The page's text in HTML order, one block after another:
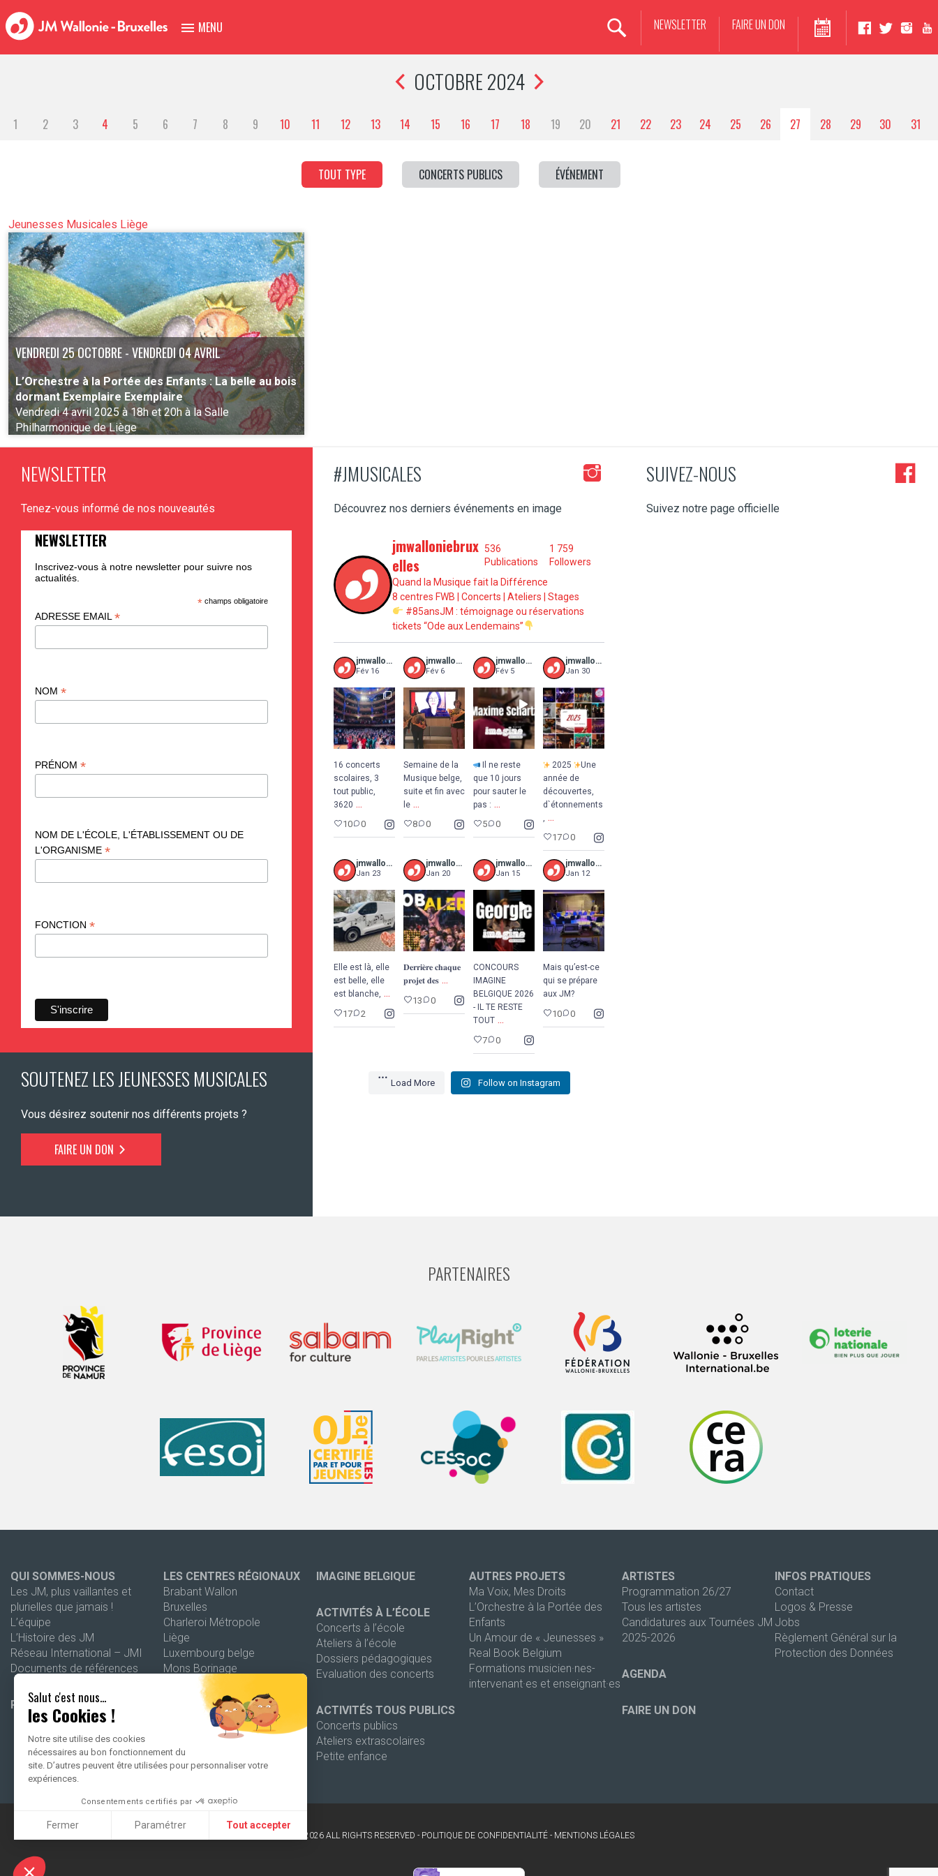
Salut c'est nous...
les Cookies !
Notre site utilise des cookies
nécessaires au bon fonctionnement du
site. D’autres peuvent être utilisées pour personnaliser votre
expériences.
Consentements certifiés par
Fermer Paramétrer Tout accepter
Plateforme de Gestion du Consentement : Personnalisez vos Options
FAIRE UN DON
NEWSLETTER
MENU
OCTOBRE 2024
1 2 3 4 5 6 7 8 9 10 11 12 13 14 15 16 17 18 19 20 21 22 23 24 25 26 27 28 29 30 31
TOUT TYPE CONCERTS PUBLICS ÉVÉNEMENT
Jeunesses Musicales Liège
VENDREDI 25 OCTOBRE - VENDREDI 04 AVRIL
L’Orchestre à la Portée des Enfants : La belle au bois
dormant Exemplaire Exemplaire
Vendredi 4 avril 2025 à 18h et 20h à la Salle
Philharmonique de Liège
NEWSLETTER
Tenez-vous informé de nos nouveautés
NEWSLETTER
Inscrivez-vous à notre newsletter pour suivre nos
actualités.
* champs obligatoire
ADRESSE EMAIL *
NOM *
PRÉNOM *
NOM DE L'ÉCOLE, L'ÉTABLISSEMENT OU DE
L'ORGANISME *
FONCTION *
SOUTENEZ LES JEUNESSES MUSICALES
Vous désirez soutenir nos différents projets ?
FAIRE UN DON
#JMUSICALES
Découvrez nos derniers événements en image
jmwalloniebrux
elles
536
Publications
1 759
Followers
Quand la Musique fait la Différence
8 centres FWB | Concerts | Ateliers | Stages
#85ansJM : témoignage ou réservations
tickets “Ode aux Lendemains”
jmwalloniebruxelles
Fév 16
16 concerts
scolaires, 3
tout public,
3620 ...
10 0
jmwalloniebruxelles
Fév 6
Semaine de la
Musique belge,
suite et fin avec
le ...
8 0
jmwalloniebruxelles
Fév 5
Il ne reste
que 10 jours
pour sauter le
pas : ...
5 0
jmwalloniebruxelles
Jan 30
2025
Une
année de
découvertes,
d`étonnements
, ...
17 0
jmwalloniebruxelles
Jan 23
Elle est là, elle
est belle, elle
est blanche, ...
17 2
jmwalloniebruxelles
Jan 20
𝐃𝐞𝐫𝐫𝐢𝐞̀𝐫𝐞 𝐜𝐡𝐚𝐪𝐮𝐞
𝐩𝐫𝐨𝐣𝐞𝐭 𝐝𝐞𝐬 ...
13 0
jmwalloniebruxelles
Jan 15
CONCOURS
IMAGINE
BELGIQUE 2026
- IL TE RESTE
TOUT ...
7 0
jmwalloniebruxelles
Jan 12
Mais qu’est-ce
qui se prépare
aux JM?
10 0
Load More Follow on Instagram
SUIVEZ-NOUS
Suivez notre page officielle
PARTENAIRES
QUI SOMMES-NOUS
Les JM, plus vaillantes et
plurielles que jamais !
L’équipe
L’Histoire des JM
Réseau International – JMI
Documents de références
PROGRAMMATION 26-27
LES CENTRES RÉGIONAUX
Brabant Wallon
Bruxelles
Charleroi Métropole
Liège
Luxembourg belge
Mons Borinage
Wallonie picarde
IMAGINE BELGIQUE
ACTIVITÉS À L’ÉCOLE
Concerts à l’école
Ateliers à l’école
Dossiers pédagogiques
Evaluation des concerts
ACTIVITÉS TOUS PUBLICS
Concerts publics
Ateliers extrascolaires
Petite enfance
AUTRES PROJETS
Ma Voix, Mes Droits
L’Orchestre à la Portée des
Enfants
Un Amour de « Jeunesses »
Real Book Belgium
Formations musicien·nes-
intervenant·es et enseignant·es
ARTISTES
Programmation 26/27
Tous les artistes
Candidatures aux Tournées JM
2025-2026
AGENDA
FAIRE UN DON
INFOS PRATIQUES
Contact
Logos & Presse
Jobs
Règlement Général sur la
Protection des Données
2026 ALL RIGHTS RESERVED - POLITIQUE DE CONFIDENTIALITÉ- MENTIONS LÉGALES